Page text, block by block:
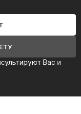
Вас и